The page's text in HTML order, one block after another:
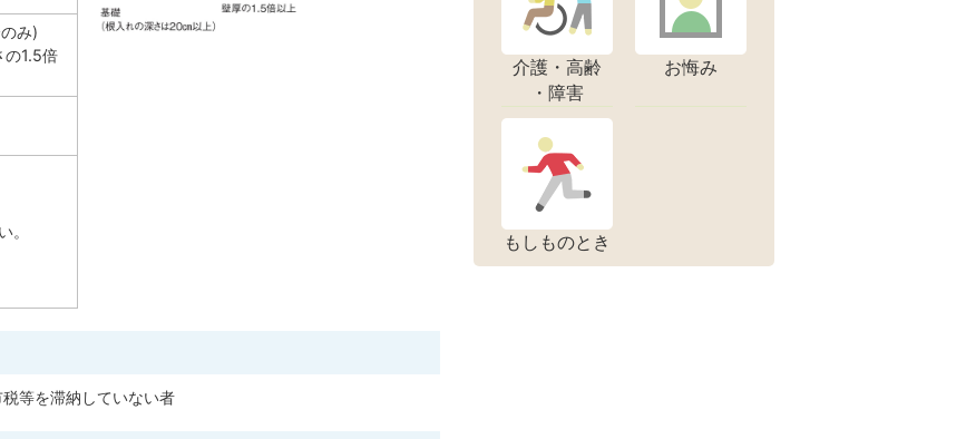
み)
の1.5倍
。
等を滞納していない者
介護・高齢
・障害
お悔み
もしものとき